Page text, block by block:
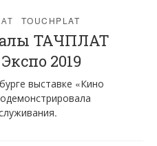
TOUCHPLAT
ТАЧПЛАТ
2019
выставке «Кино